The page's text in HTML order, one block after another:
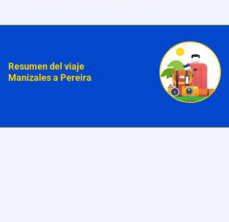
Resumen del viaje
Manizales a Pereira